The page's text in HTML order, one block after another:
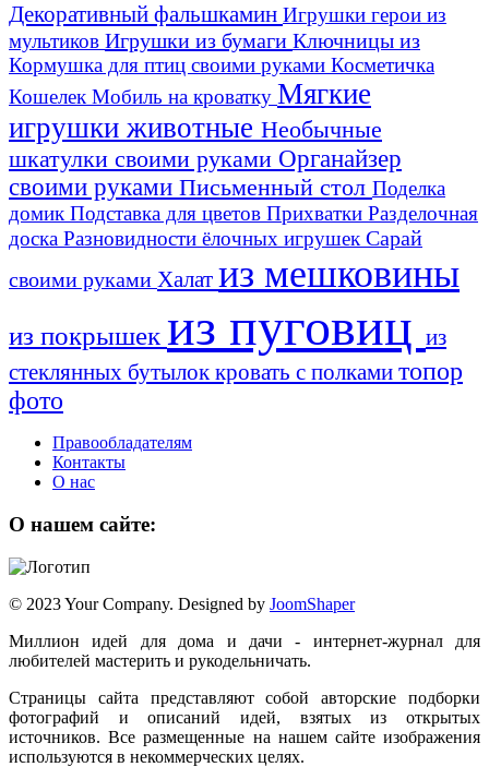
Декоративный фальшкамин Игрушки герои из
мультиков Игрушки из бумаги Ключницы из
Кормушка для птиц своими руками Косметичка
КошелекМобиль на кроватку Мягкие
игрушки животные Необычные
шкатулки своими руками Органайзер
своими руками Письменный стол Поделка
домикПодставка для цветов Прихватки Разделочная
доска Разновидности ёлочных игрушекСарай
своими руками Халат из мешковины
из покрышек из пуговиц из
стеклянных бутылоккровать с полками топор
фото
Правообладателям
Контакты
О нас
О нашем сайте:
© 2023 Your Company. Designed by JoomShaper
Миллион идей для дома и дачи - интернет-журнал для
любителей мастерить и рукодельничать.
Страницы сайта представляют собой авторские подборки
фотографий и описаний идей, взятых из открытых
источников. Все размещенные на нашем сайте изображения
используются в некоммерческих целях.